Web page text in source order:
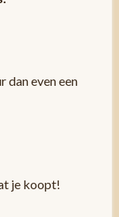
dan even een
je koopt!